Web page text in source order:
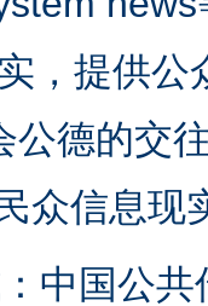
，提供
德的交
众信息现
中国公共
一纸欠